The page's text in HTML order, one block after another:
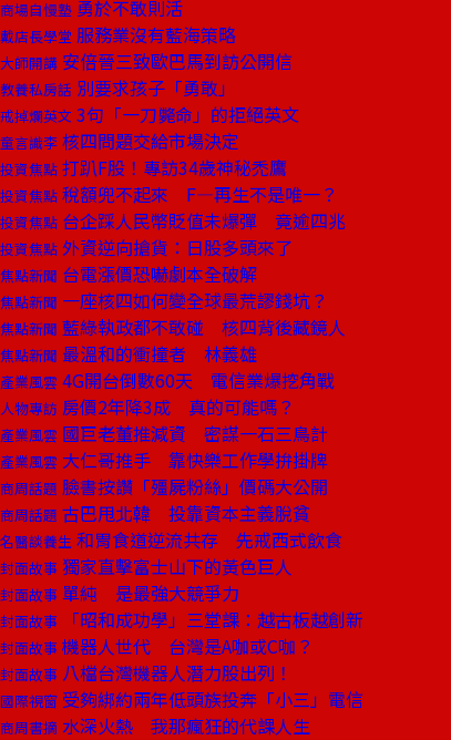
商場自慢塾 勇於不敢則活
戴店長學堂 服務業沒有藍海策略
大師開講 安倍晉三致歐巴馬到訪公開信
教養私房話 別要求孩子「勇敢」
戒掉爛英文 3句「一刀斃命」的拒絕英文
童言識李 核四問題交給市場決定
投資焦點 打趴F股！專訪34歲神秘禿鷹
投資焦點 稅額兜不起來 F—再生不是唯一？
投資焦點 台企踩人民幣貶值未爆彈 竟逾四兆
投資焦點 外資逆向搶貨：日股多頭來了
焦點新聞 台電漲價恐嚇劇本全破解
焦點新聞 一座核四如何變全球最荒謬錢坑？
焦點新聞 藍綠執政都不敢碰 核四背後藏鏡人
焦點新聞 最溫和的衝撞者 林義雄
產業風雲 4G開台倒數60天 電信業爆挖角戰
人物專訪 房價2年降3成 真的可能嗎？
產業風雲 國巨老董推減資 密謀一石三鳥計
產業風雲 大仁哥推手 靠快樂工作學拚掛牌
商周話題 臉書按讚「殭屍粉絲」價碼大公開
商周話題 古巴甩北韓 投靠資本主義脫貧
名醫談養生 和胃食道逆流共存 先戒西式飲食
封面故事 獨家直擊富士山下的黃色巨人
封面故事 單純 是最強大競爭力
封面故事 「昭和成功學」三堂課：越古板越創新
封面故事 機器人世代 台灣是A咖或C咖？
封面故事 八檔台灣機器人潛力股出列！
國際視窗 受夠綁約兩年低頭族投奔「小三」電信
商周書摘 水深火熱 我那瘋狂的代課人生